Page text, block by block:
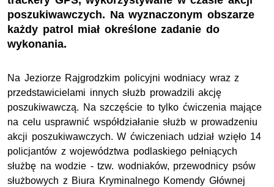
poszukiwawczych. Na wyznaczonym obszarze
każdy patrol miał określone zadanie do
wykonania.
Na Jeziorze Rajgrodzkim policyjni wodniacy wraz z
przedstawicielami innych służb prowadzili akcję
poszukiwawczą. Na szczęście to tylko ćwiczenia mające
na celu usprawnić współdziałanie służb w prowadzeniu
akcji poszukiwawczych. W ćwiczeniach udział wzięło 14
policjantów z województwa podlaskiego pełniących
służbę na wodzie -tzw. wodniaków, przewodnicy psów
służbowych z Biura Kryminalnego Komendy Głównej